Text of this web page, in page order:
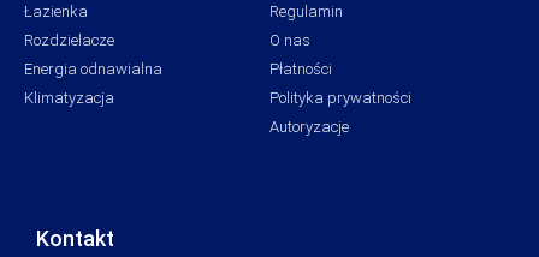
Łazienka
Rozdzielacze
Energia odnawialna
Klimatyzacja
Regulamin
O nas
Płatności
Polityka prywatności
Autoryzacje
Kontakt